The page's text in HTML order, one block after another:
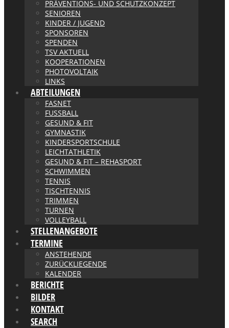
PRÄVENTIONS- UND SCHUTZKONZEPT
SENIOREN
KINDER / JUGEND
SPONSOREN
SPENDEN
TSV AKTUELL
KOOPERATIONEN
PHOTOVOLTAIK
LINKS
ABTEILUNGEN
FASNET
FUSSBALL
GESUND & FIT
GYMNASTIK
KINDERSPORTSCHULE
LEICHTATHLETIK
GESUND & FIT – REHASPORT
SCHWIMMEN
TENNIS
TISCHTENNIS
TRIMMEN
TURNEN
VOLLEYBALL
STELLENANGEBOTE
TERMINE
ANSTEHENDE
ZURÜCKLIEGENDE
KALENDER
BERICHTE
BILDER
KONTAKT
SEARCH